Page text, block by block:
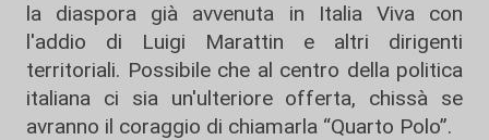
la diaspora già avvenuta in Italia Viva con
l'addio di Luigi Marattin e altri dirigenti
territoriali. Possibile che al centro della politica
italiana ci sia un'ulteriore offerta, chissà se
avranno il coraggio di chiamarla “Quarto Polo”.